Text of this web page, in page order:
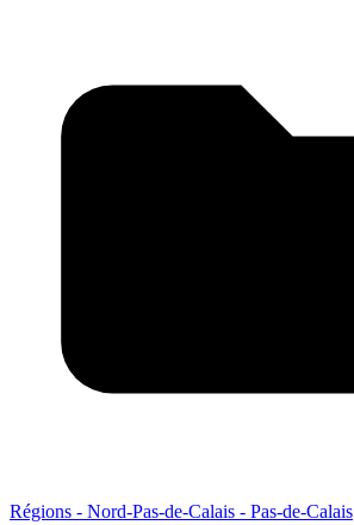
Régions - Nord-Pas-de-Calais - Pas-de-Calais